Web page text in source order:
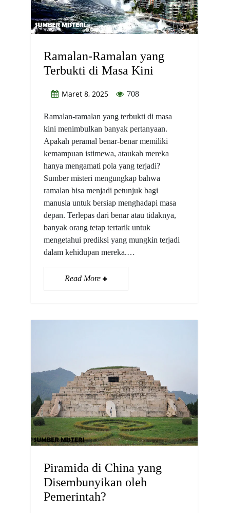
Ramalan-Ramalan yang
Terbukti di Masa Kini
Maret 8, 2025 708
Ramalan-ramalan yang terbukti di masa
kini menimbulkan banyak pertanyaan.
Apakah peramal benar-benar memiliki
kemampuan istimewa, ataukah mereka
hanya mengamati pola yang terjadi?
Sumber misteri mengungkap bahwa
ramalan bisa menjadi petunjuk bagi
manusia untuk bersiap menghadapi masa
depan. Terlepas dari benar atau tidaknya,
banyak orang tetap tertarik untuk
mengetahui prediksi yang mungkin terjadi
dalam kehidupan mereka.…
Read More
Piramida di China yang
Disembunyikan oleh
Pemerintah?